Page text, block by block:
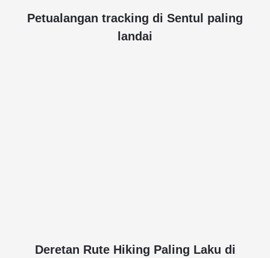
Petualangan tracking di Sentul paling
landai
Deretan Rute Hiking Paling Laku di